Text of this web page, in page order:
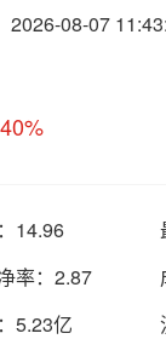
2026-08-07
14.96
率： 2.87
5.23亿